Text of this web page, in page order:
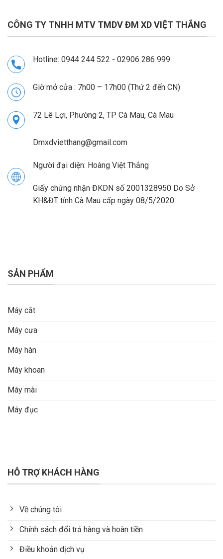
CÔNG TY TNHH MTV TMDV ĐM XD VIỆT THẮNG
Hotline: 0944 244 522 - 02906 286 999
Giờ mở cửa : 7h00 – 17h00 (Thứ 2 đến CN)
72 Lê Lợi, Phường 2, TP Cà Mau, Cà Mau
Dmxdvietthang@gmail.com
Người đại diện: Hoàng Việt Thắng
Giấy chứng nhận ĐKDN số 2001328950 Do Sở
KH&ĐT tỉnh Cà Mau cấp ngày 08/5/2020
SẢN PHẨM
Máy cắt
Máy cưa
Máy hàn
Máy khoan
Máy mài
Máy đục
HỖ TRỢ KHÁCH HÀNG
Về chúng tôi
Chính sách đổi trả hàng và hoàn tiền
Điều khoản dịch vụ